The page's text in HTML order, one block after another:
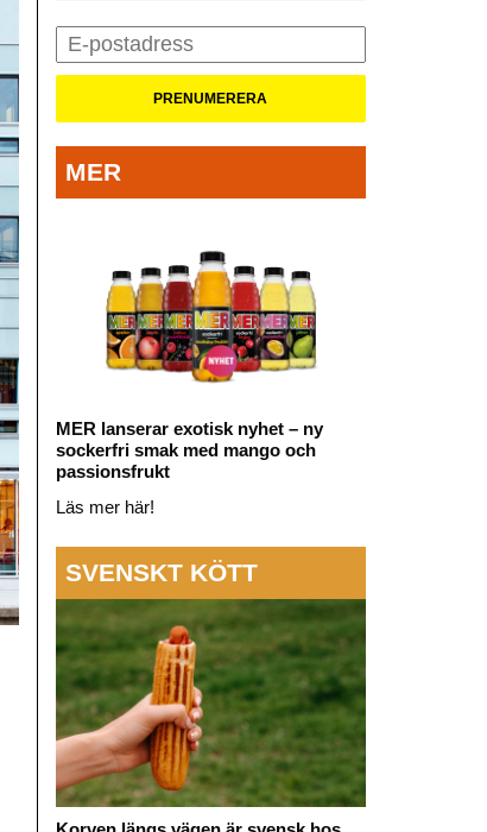
MER
MER lanserar exotisk nyhet – ny
sockerfri smak med mango och
passionsfrukt
Läs mer här!
SVENSKT KÖTT